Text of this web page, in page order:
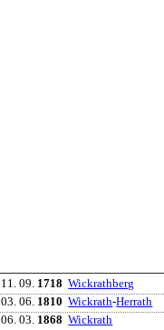
11. 09. 1718 Wickrathberg
03. 06. 1810 Wickrath-Herrath
06. 03. 1868 Wickrath